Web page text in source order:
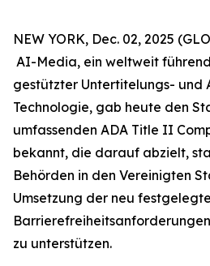
NEW YORK, Dec. 02, 2025
AI-Media, ein weltweit
gestützter Untertitelungs- und
Technologie, gab heute den
umfassenden ADA Title II
bekannt, die darauf abzielt,
Behörden in den Vereinigten
Umsetzung der neu
zu unterstützen.